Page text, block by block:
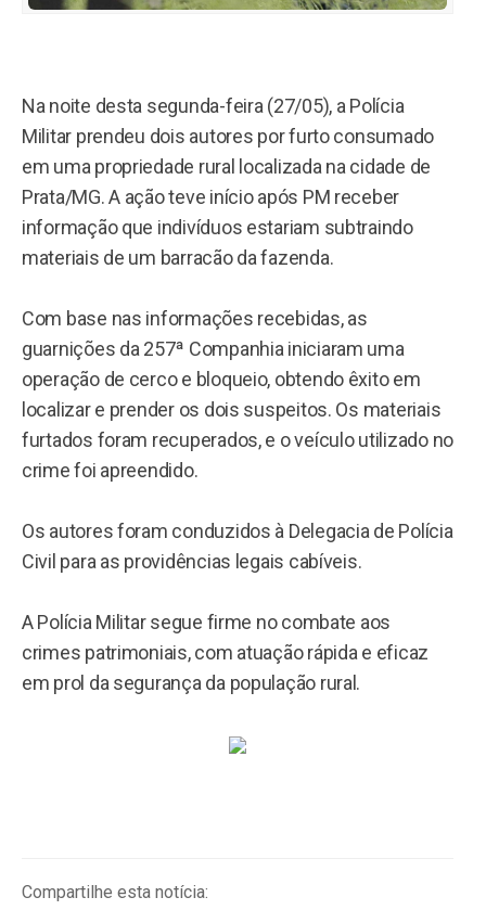
Na noite desta segunda-feira (27/05), a Polícia
Militar prendeu dois autores por furto consumado
em uma propriedade rural localizada na cidade de
Prata/MG. A ação teve início após PM receber
informação que indivíduos estariam subtraindo
materiais de um barracão da fazenda.
Com base nas informações recebidas, as
guarnições da 257ª Companhia iniciaram uma
operação de cerco e bloqueio, obtendo êxito em
localizar e prender os dois suspeitos. Os materiais
furtados foram recuperados, e o veículo utilizado no
crime foi apreendido.
Os autores foram conduzidos à Delegacia de Polícia
Civil para as providências legais cabíveis.
A Polícia Militar segue firme no combate aos
crimes patrimoniais, com atuação rápida e eficaz
em prol da segurança da população rural.
Compartilhe esta notícia: